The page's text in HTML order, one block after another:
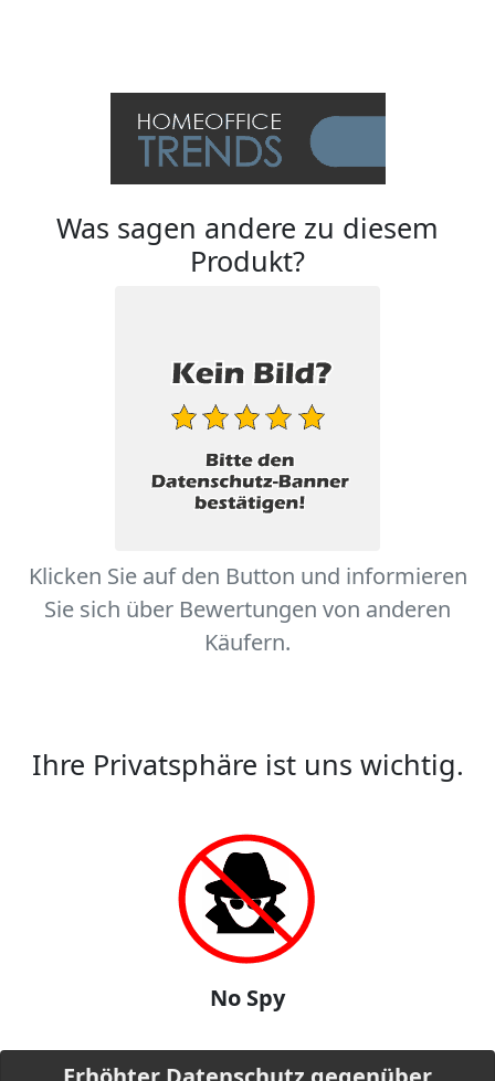
Was sagen andere zu diesem
Produkt?
Klicken Sie auf den Button und informieren
Sie sich über Bewertungen von anderen
Käufern.
Ihre Privatsphäre ist uns wichtig.
No Spy